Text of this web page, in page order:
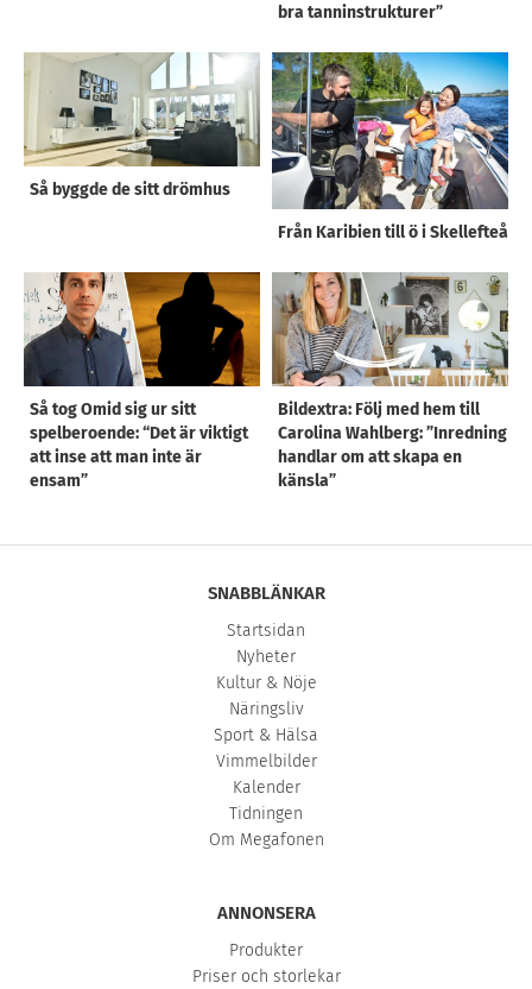
bra tanninstrukturer”
Så byggde de sitt drömhus
Från Karibien till ö i Skellefteå
Så tog Omid sig ur sitt
spelberoende: “Det är viktigt
att inse att man inte är
ensam”
Bildextra: Följ med hem till
Carolina Wahlberg: ”Inredning
handlar om att skapa en
känsla”
SNABBLÄNKAR
Startsidan
Nyheter
Kultur & Nöje
Näringsliv
Sport & Hälsa
Vimmelbilder
Kalender
Tidningen
Om Megafonen
ANNONSERA
Produkter
Priser och storlekar